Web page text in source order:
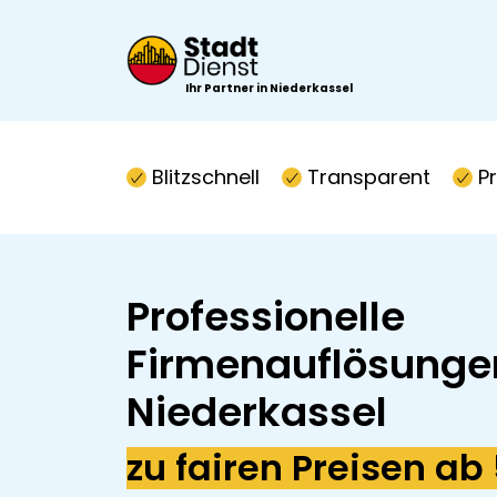
Ihr Partner in Niederkassel
Blitzschnell Transparent
Professionelle
Niederkassel
zu fairen Preisen